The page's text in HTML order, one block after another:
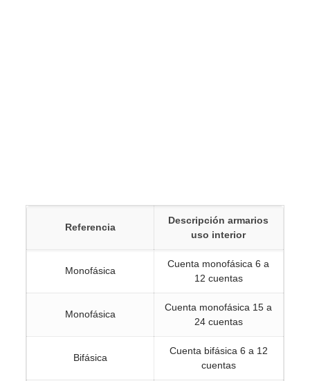
Referencia
Descripción armarios
uso interior
Monofásica
Cuenta monofásica 6 a
12 cuentas
Monofásica
Cuenta monofásica 15 a
24 cuentas
Bifásica
Cuenta bifásica 6 a 12
cuentas